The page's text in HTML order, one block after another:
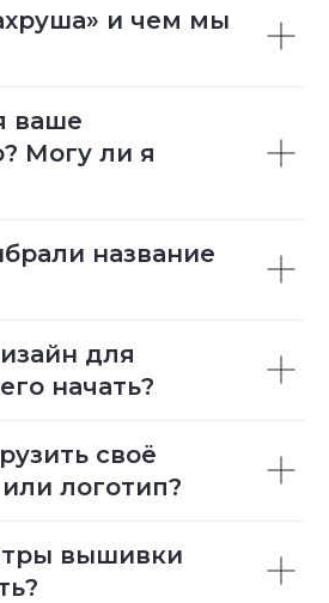
и чем мы
ваше
Могу ли я
название
для
начать?
своё
логотип?
вышивки